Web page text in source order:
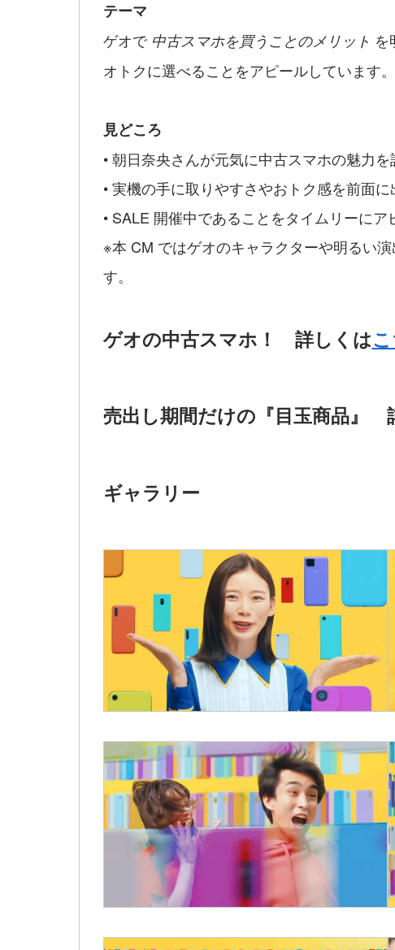
テーマ
ゲオで 中古スマホを買うことのメリット を
オトクに選べることをアピールしています。
見どころ
• 朝日奈央さんが元気に中古スマホの魅力
• 実機の手に取りやすさやおトク感を前面
• SALE 開催中であることをタイムリーにア
※本 CM ではゲオのキャラクターや明るい
す。
ゲオの中古スマホ！ 詳しくは
売出し期間だけの『目玉商品』
ギャラリー